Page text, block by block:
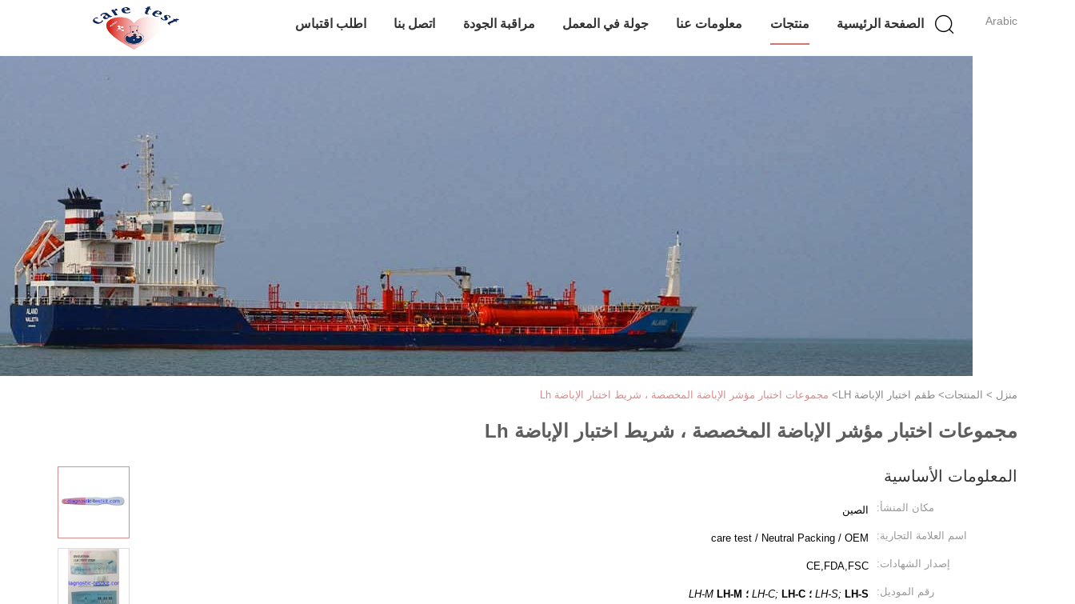
Arabic الصفحة الرئيسية منتجات معلومات عنا جولة في المعمل مراقبة الجودة اتصل بنا اطلب اقتباس
منزل > المنتجات> طقم اختبار الإباضة LH > مجموعات اختبار مؤشر الإباضة المخصصة ، شريط اختبار الإباضة Lh
مجموعات اختبار مؤشر الإباضة المخصصة ، شريط اختبار الإباضة Lh
المعلومات الأساسية
مكان المنشأ: الصين
اسم العلامة التجارية: care test / Neutral Packing / OEM
إصدار الشهادات: CE,FDA,FSC
رقم الموديل: LH-S; LH-S ؛ LH-C; LH-C ؛ LH-M LH-M